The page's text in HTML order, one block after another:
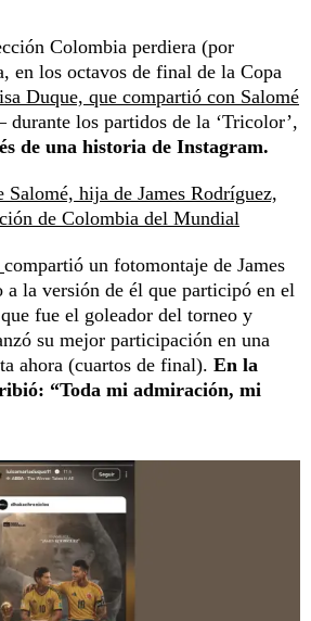
Colombia perdiera (por
en los octavos de final de la Copa
Duque, que compartió con Salomé
los partidos de la ‘Tricolor’,
de una historia de Instagram.
Salomé, hija de James Rodríguez,
de Colombia del Mundial
compartió un fotomontaje de James
a la versión de él que participó en el
fue el goleador del torneo y
su mejor participación en una
ahora (cuartos de final). En la
“Toda mi admiración, mi